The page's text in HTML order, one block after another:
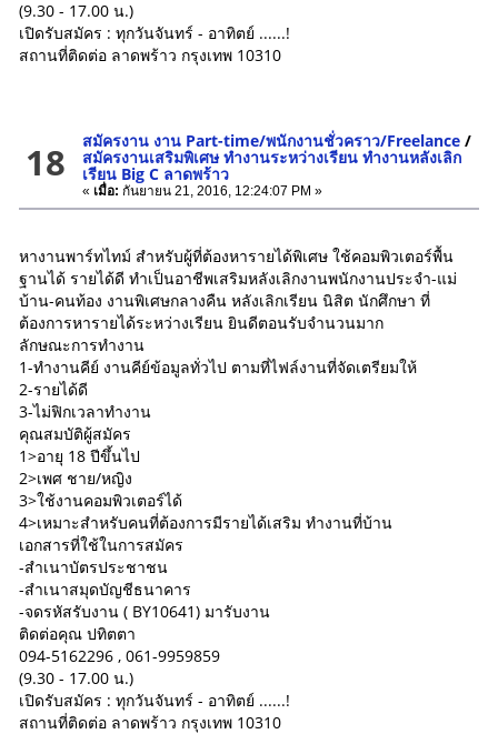
(9.30 - 17.00 น.)
เปิดรับสมัคร : ทุกวันจันทร์ - อาทิตย์ ......!
สถานที่ติดต่อ ลาดพร้าว กรุงเทพ 10310
18 สมัครงาน งาน Part-time/พนักงานชั่วคราว/Freelance /
สมัครงานเสริมพิเศษ ทำงานระหว่างเรียน ทำงานหลังเลิก
เรียน Big C ลาดพร้าว
« เมื่อ: กันยายน 21, 2016, 12:24:07 PM »
หางานพาร์ทไทม์ สำหรับผู้ที่ต้องหารายได้พิเศษ ใช้คอมพิวเตอร์พื้น
ฐานได้ รายได้ดี ทำเป็นอาชีพเสริมหลังเลิกงานพนักงานประจำ-แม่
บ้าน-คนท้อง งานพิเศษกลางคืน หลังเลิกเรียน นิสิต นักศึกษา ที่
ต้องการหารายได้ระหว่างเรียน ยินดีตอนรับจำนวนมาก
ลักษณะการทำงาน
1-ทำงานคีย์ งานคีย์ข้อมูลทั่วไป ตามที่ไฟล์งานที่จัดเตรียมให้
2-รายได้ดี
3-ไม่ฟิกเวลาทำงาน
คุณสมบัติผู้สมัคร
1>อายุ 18 ปีขึ้นไป
2>เพศ ชาย/หญิง
3>ใช้งานคอมพิวเตอร์ได้
4>เหมาะสำหรับคนที่ต้องการมีรายได้เสริม ทำงานที่บ้าน
เอกสารที่ใช้ในการสมัคร
-สำเนาบัตรประชาชน
-สำเนาสมุดบัญชีธนาคาร
-จดรหัสรับงาน ( BY10641) มารับงาน
ติดต่อคุณ ปทิตตา
094-5162296 , 061-9959859
(9.30 - 17.00 น.)
เปิดรับสมัคร : ทุกวันจันทร์ - อาทิตย์ ......!
สถานที่ติดต่อ ลาดพร้าว กรุงเทพ 10310